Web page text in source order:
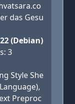
das Gesu
(Debian)
3
Style She
Preproc